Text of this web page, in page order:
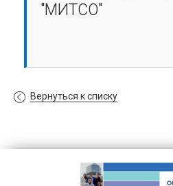
"МИТСО"
Вернуться к списку